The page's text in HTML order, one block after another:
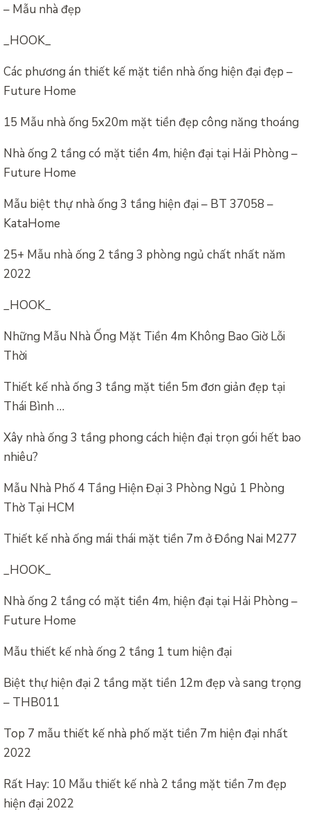
– Mẫu nhà đẹp
_HOOK_
Các phương án thiết kế mặt tiền nhà ống hiện đại đẹp –
Future Home
15 Mẫu nhà ống 5x20m mặt tiền đẹp công năng thoáng
Nhà ống 2 tầng có mặt tiền 4m, hiện đại tại Hải Phòng –
Future Home
Mẫu biệt thự nhà ống 3 tầng hiện đại – BT 37058 –
KataHome
25+ Mẫu nhà ống 2 tầng 3 phòng ngủ chất nhất năm
2022
_HOOK_
Những Mẫu Nhà Ống Mặt Tiền 4m Không Bao Giờ Lỗi
Thời
Thiết kế nhà ống 3 tầng mặt tiền 5m đơn giản đẹp tại
Thái Bình …
Xây nhà ống 3 tầng phong cách hiện đại trọn gói hết bao
nhiêu?
Mẫu Nhà Phố 4 Tầng Hiện Đại 3 Phòng Ngủ 1 Phòng
Thờ Tại HCM
Thiết kế nhà ống mái thái mặt tiền 7m ở Đồng Nai M277
_HOOK_
Nhà ống 2 tầng có mặt tiền 4m, hiện đại tại Hải Phòng –
Future Home
Mẫu thiết kế nhà ống 2 tầng 1 tum hiện đại
Biệt thự hiện đại 2 tầng mặt tiền 12m đẹp và sang trọng
– THB011
Top 7 mẫu thiết kế nhà phố mặt tiền 7m hiện đại nhất
2022
Rất Hay: 10 Mẫu thiết kế nhà 2 tầng mặt tiền 7m đẹp
hiện đại 2022